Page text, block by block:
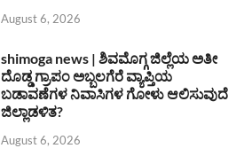
August 6, 2026
shimoga news | ಶಿವಮೊಗ್ಗ ಜಿಲ್ಲೆಯ ಅತೀ
ದೊಡ್ಡ ಗ್ರಾಪಂ ಅಬ್ಬಲಗೆರೆ ವ್ಯಾಪ್ತಿಯ
ಬಡಾವಣೆಗಳ ನಿವಾಸಿಗಳ ಗೋಳು ಆಲಿಸುವುದೆ
ಜಿಲ್ಲಾಡಳಿತ?
August 6, 2026